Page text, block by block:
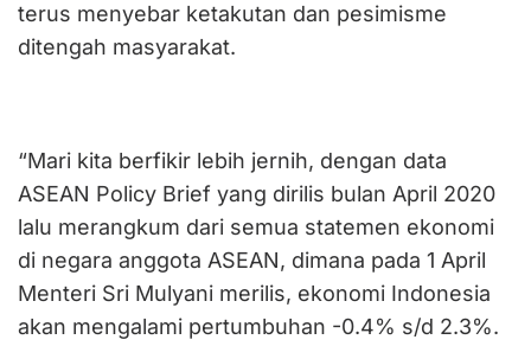
terus menyebar ketakutan dan pesimisme
ditengah masyarakat.
“Mari kita berfikir lebih jernih, dengan data
ASEAN Policy Brief yang dirilis bulan April 2020
lalu merangkum dari semua statemen ekonomi
di negara anggota ASEAN, dimana pada 1 April
Menteri Sri Mulyani merilis, ekonomi Indonesia
akan mengalami pertumbuhan -0.4% s/d 2.3%.